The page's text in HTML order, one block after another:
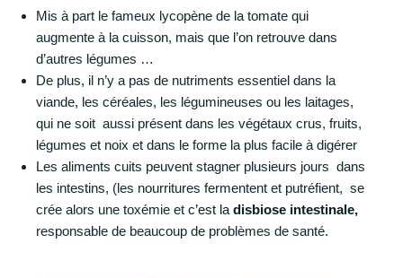
Mis à part le fameux lycopène de la tomate qui
augmente à la cuisson, mais que l’on retrouve dans
d’autres légumes …
De plus, il n’y a pas de nutriments essentiel dans la
viande, les céréales, les légumineuses ou les laitages,
qui ne soit aussi présent dans les végétaux crus, fruits,
légumes et noix et dans le forme la plus facile à digérer
Les aliments cuits peuvent stagner plusieurs jours dans
les intestins, (les nourritures fermentent et putréfient, se
crée alors une toxémie et c’est la disbiose intestinale,
responsable de beaucoup de problèmes de santé.